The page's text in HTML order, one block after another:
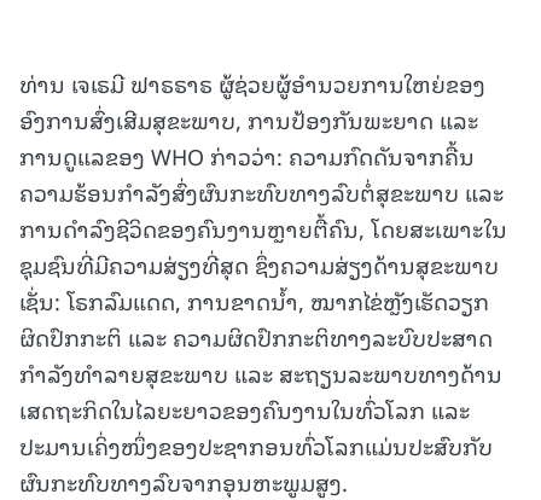
ທ່ານ ເຈເຣມີ ຟາຣຣາຣ ຜູ້ຊ່ວຍຜູ້ອໍານວຍການໃຫຍ່ຂອງ
ອົງການສົ່ງເສີມສຸຂະພາບ, ການປ້ອງກັນພະຍາດ ແລະ
ການດູແລຂອງ WHO ກ່າວວ່າ: ຄວາມກົດດັນຈາກຄື້ນ
ຄວາມຮ້ອນກຳລັງສົ່ງຜົນກະທົບທາງລົບຕໍ່ສຸຂະພາບ ແລະ
ການດໍາລົງຊີວິດຂອງຄົນງານຫຼາຍຕື້ຄົນ, ໂດຍສະເພາະໃນ
ຊຸມຊົນທີ່ມີຄວາມສ່ຽງທີ່ສຸດ ຊຶ່ງຄວາມສ່ຽງດ້ານສຸຂະພາບ
ເຊັ່ນ: ໂຣກລົມແດດ, ການຂາດນໍ້າ, ໝາກໄຂ່ຫຼັງເຮັດວຽກ
ຜິດປົກກະຕິ ແລະ ຄວາມຜິດປົກກະຕິທາງລະບົບປະສາດ
ກໍາລັງທໍາລາຍສຸຂະພາບ ແລະ ສະຖຽນລະພາບທາງດ້ານ
ເສດຖະກິດໃນໄລຍະຍາວຂອງຄົນງານໃນທົ່ວໂລກ ແລະ
ປະມານເຄິ່ງໜຶ່ງຂອງປະຊາກອນທົ່ວໂລກແມ່ນປະສົບກັບ
ຜົນກະທົບທາງລົບຈາກອຸນຫະພູມສູງ.